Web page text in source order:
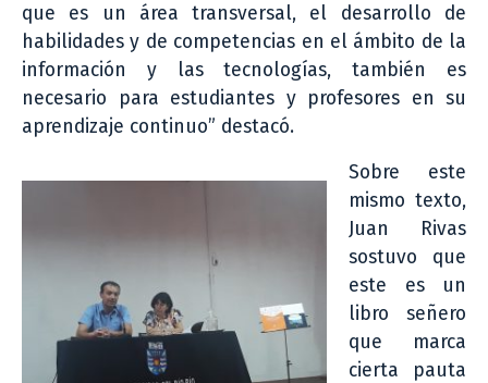
que es un área transversal, el desarrollo de
habilidades y de competencias en el ámbito de la
información y las tecnologías, también es
necesario para estudiantes y profesores en su
aprendizaje continuo” destacó.
Sobre este
mismo texto,
Juan Rivas
sostuvo que
este es un
libro señero
que marca
cierta pauta